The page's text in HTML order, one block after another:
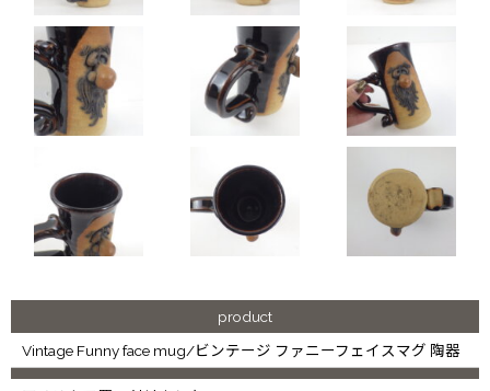
product
Vintage Funny face mug/ビンテージ ファニーフェイスマグ 陶器